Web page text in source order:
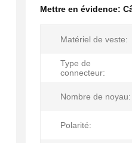
Mettre en évidence:
Matériel de veste:
Type de
connecteur:
Nombre de noyau:
Polarité: